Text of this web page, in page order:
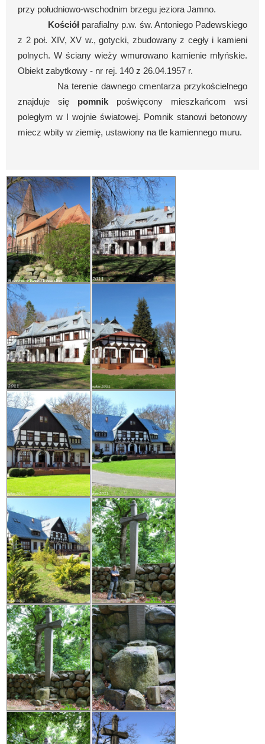
przy południowo-wschodnim brzegu jeziora Jamno.
Kościół parafialny p.w. św. Antoniego Padewskiego
z 2 poł. XIV, XV w., gotycki, zbudowany z cegły i kamieni
polnych. W ściany wieży wmurowano kamienie młyńskie.
Obiekt zabytkowy - nr rej. 140 z 26.04.1957 r.
Na terenie dawnego cmentarza przykościelnego
znajduje się pomnik poświęcony mieszkańcom wsi
poległym w I wojnie światowej. Pomnik stanowi betonowy
miecz wbity w ziemię, ustawiony na tle kamiennego muru.